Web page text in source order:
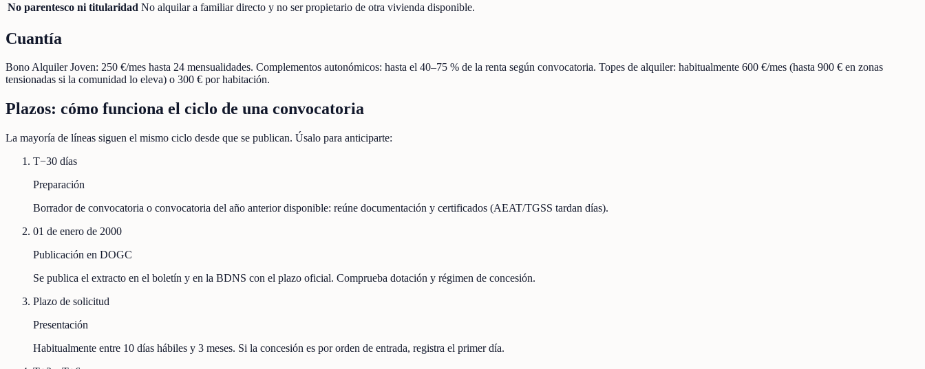
No parentesco ni titularidad No alquilar a familiar directo y no ser propietario de otra vivienda disponible.
Cuantía
Bono Alquiler Joven: 250 €/mes hasta 24 mensualidades. Complementos autonómicos: hasta el 40–75 % de la renta según convocatoria. Topes de alquiler: habitualmente 600 €/mes (hasta 900 € en zonas
tensionadas si la comunidad lo eleva) o 300 € por habitación.
Plazos: cómo funciona el ciclo de una convocatoria
La mayoría de líneas siguen el mismo ciclo desde que se publican. Úsalo para anticiparte:
T−30 días
Preparación
Borrador de convocatoria o convocatoria del año anterior disponible: reúne documentación y certificados (AEAT/TGSS tardan días).
01 de enero de 2000
Publicación en DOGC
Se publica el extracto en el boletín y en la BDNS con el plazo oficial. Comprueba dotación y régimen de concesión.
Plazo de solicitud
Presentación
Habitualmente entre 10 días hábiles y 3 meses. Si la concesión es por orden de entrada, registra el primer día.